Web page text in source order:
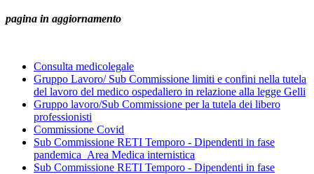
pagina in aggiornamento
Consulta medicolegale
Gruppo Lavoro/ Sub Commissione limiti e confini nella tutela
del lavoro del medico ospedaliero in relazione alla legge Gelli
Gruppo lavoro/Sub Commissione per la tutela dei libero
professionisti
Commissione Covid
Sub Commissione RETI Temporo - Dipendenti in fase
pandemica_Area Medica internistica
Sub Commissione RETI Temporo - Dipendenti in fase